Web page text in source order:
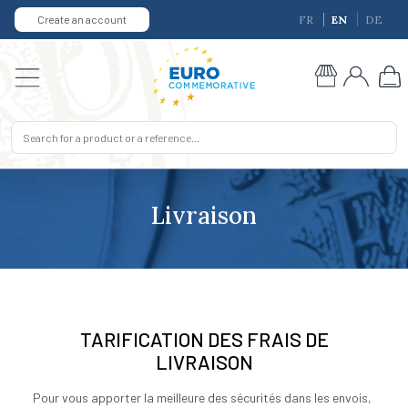
Create an account FR EN DE
Livraison
TARIFICATION DES FRAIS DE
LIVRAISON
Pour vous apporter la meilleure des sécurités dans les envois,